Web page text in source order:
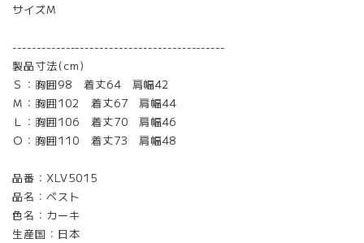
サイズM
--------------------------------------------
製品寸法(cm)
Ｓ：胸囲98 着丈64 肩幅42
Ｍ：胸囲102 着丈67 肩幅44
Ｌ：胸囲106 着丈70 肩幅46
Ｏ：胸囲110 着丈73 肩幅48
品番：XLV5015
品名：ベスト
色名：カーキ
生産国：日本